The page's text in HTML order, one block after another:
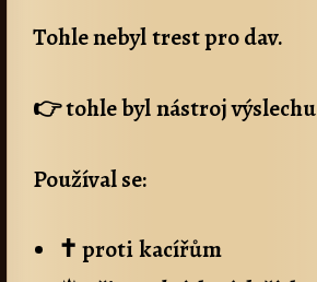
Tohle nebyl trest pro dav.
👉 tohle byl nástroj výslechu
Používal se:
✝️ proti kacířům